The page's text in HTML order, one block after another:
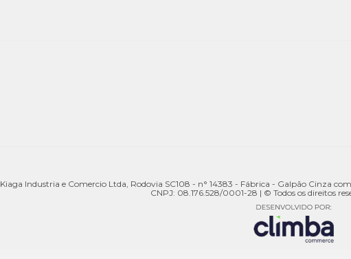
Kiaga Industria e Comercio Ltda, Rodovia SC108 - n° 14383 - Fábrica - Galpão Cinza
CNPJ: 08.176.528/0001-28 | © Todos os direitos